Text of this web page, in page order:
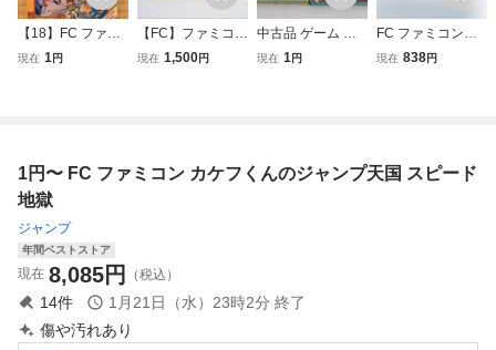
【18】FC ファミ
コンソフト ぎゅわ
ト
現在 1円
【FC】ファミコ
ン カケフくんの
現在 1,500円
中古品 ゲーム フ
ァミコン ソフト 3
現在 1円
FC ファミコンソ
フト カケフ君のジ
現在 838円
1円〜 FC ファミコン カケフくんのジャンプ天国 スピード
地獄
ジャンプ
年間ベストストア
現在 8,085円 （税込）
14件 1月21日（水）23時2分 終了
傷や汚れあり